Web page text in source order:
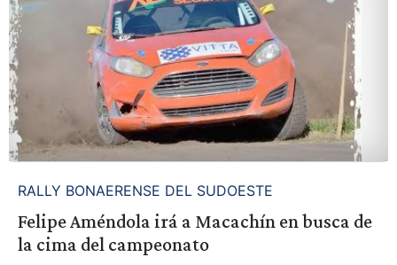
RALLY BONAERENSE DEL SUDOESTE
Felipe Améndola irá a Macachín en busca de
la cima del campeonato